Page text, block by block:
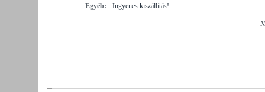
Egyéb: Ingyenes kiszállítás!